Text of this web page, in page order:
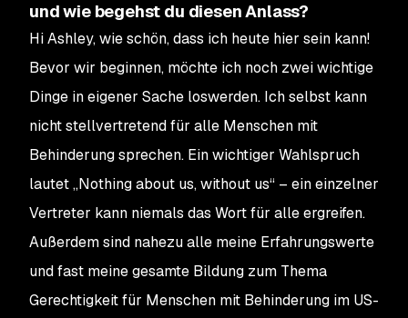
und wie begehst du diesen Anlass?
Hi Ashley, wie schön, dass ich heute hier sein kann!
Bevor wir beginnen, möchte ich noch zwei wichtige
Dinge in eigener Sache loswerden. Ich selbst kann
nicht stellvertretend für alle Menschen mit
Behinderung sprechen. Ein wichtiger Wahlspruch
lautet „Nothing about us, without us“ – ein einzelner
Vertreter kann niemals das Wort für alle ergreifen.
Außerdem sind nahezu alle meine Erfahrungswerte
und fast meine gesamte Bildung zum Thema
Gerechtigkeit für Menschen mit Behinderung im US-